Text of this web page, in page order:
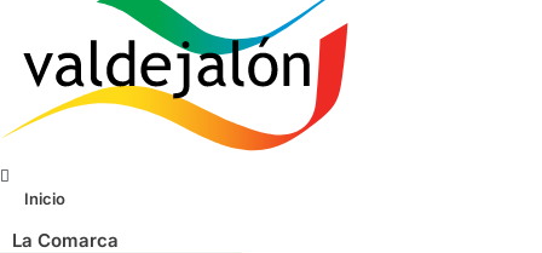
Menú
Inicio
La Comarca